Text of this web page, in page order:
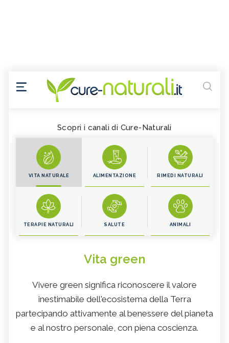
Scopri i canali di Cure-Naturali
VITA NATURALE ALIMENTAZIONE RIMEDI NATURALI
TERAPIE NATURALI SALUTE ANIMALI
Vita green
Vivere green significa riconoscere il valore
inestimabile dell'ecosistema della Terra
partecipando attivamente al benessere del pianeta
e al nostro personale, con piena coscienza.